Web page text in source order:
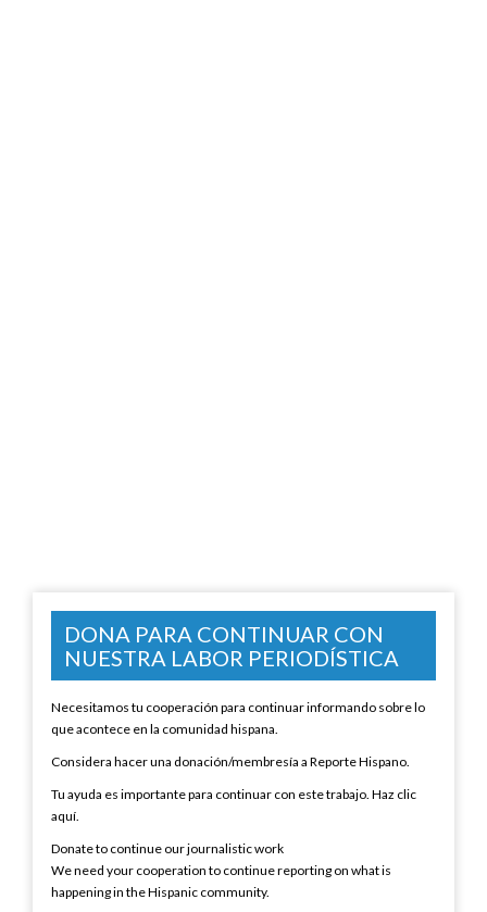
DONA PARA CONTINUAR CON
NUESTRA LABOR PERIODÍSTICA
Necesitamos tu cooperación para continuar informando sobre lo
que acontece en la comunidad hispana.
Considera hacer una donación/membresía a Reporte Hispano.
Tu ayuda es importante para continuar con este trabajo. Haz clic
aquí.
Donate to continue our journalistic work
We need your cooperation to continue reporting on what is
happening in the Hispanic community.